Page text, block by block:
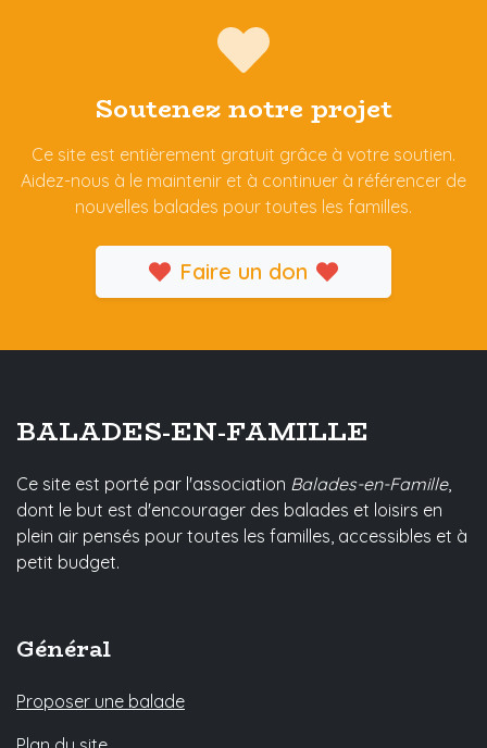
Soutenez notre projet
Ce site est entièrement gratuit grâce à votre soutien.
Aidez-nous à le maintenir et à continuer à référencer de
nouvelles balades pour toutes les familles.
Faire un don
BALADES-EN-FAMILLE
Ce site est porté par l'association Balades-en-Famille,
dont le but est d'encourager des balades et loisirs en
plein air pensés pour toutes les familles, accessibles et à
petit budget.
Général
Proposer une balade